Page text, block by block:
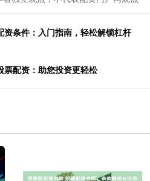
资条件：入门指南，轻松解锁杠杆
票配资：助您投资更轻松